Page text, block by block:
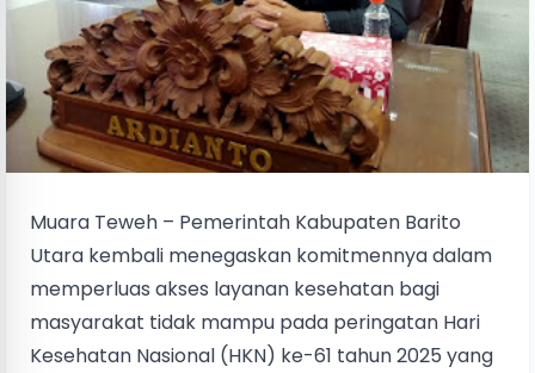
Muara Teweh – Pemerintah Kabupaten Barito
Utara kembali menegaskan komitmennya dalam
memperluas akses layanan kesehatan bagi
masyarakat tidak mampu pada peringatan Hari
Kesehatan Nasional (HKN) ke-61 tahun 2025 yang